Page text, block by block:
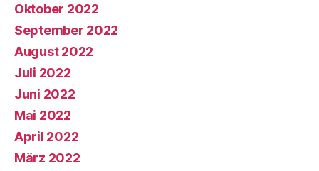
Oktober 2022
September 2022
August 2022
Juli 2022
Juni 2022
Mai 2022
April 2022
März 2022